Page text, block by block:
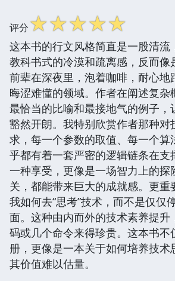
评分☆☆☆☆☆
这本书的行文风格简直是一股清流
教科书式的冷漠和疏离感，反而像
前辈在深夜里，泡着咖啡，耐心地
晦涩难懂的领域。作者在阐述复杂
最恰当的比喻和最接地气的例子，
豁然开朗。我特别欣赏作者那种对
求，每一个参数的取值、每一个算
乎都有着一套严密的逻辑链条在支
一种享受，更像是一场智力上的探
关，都能带来巨大的成就感。更重
我如何去“思考”技术，而不是仅仅
面。这种由内而外的技术素养提升
码或几个命令来得珍贵。这本书不
册，更像是一本关于如何培养技术
其价值难以估量。